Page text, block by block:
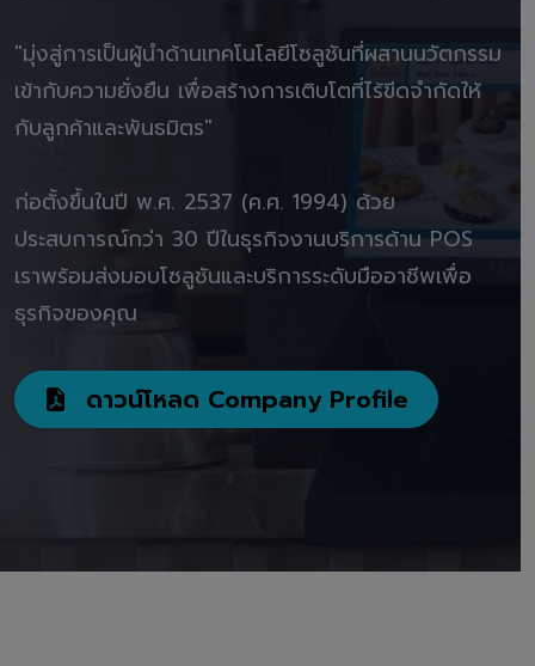
"มุ่งสู่การเป็นผู้นำด้านเทคโนโลยีโซลูชันที่ผสานนวัตกรรม
เข้ากับความยั่งยืน เพื่อสร้างการเติบโตที่ไร้ขีดจำกัดให้
กับลูกค้าและพันธมิตร"
ก่อตั้งขึ้นในปี พ.ศ. 2537 (ค.ศ. 1994) ด้วย
ประสบการณ์กว่า 30 ปีในธุรกิจงานบริการด้าน POS
เราพร้อมส่งมอบโซลูชันและบริการระดับมืออาชีพเพื่อ
ธุรกิจของคุณ
ดาวน์โหลด Company Profile